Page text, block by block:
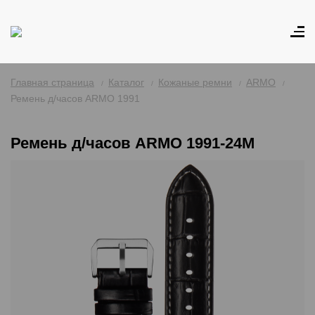
Главная страница Каталог Кожаные ремни
ARMO
Ремень д/часов ARMO 1991
Ремень д/часов ARMO 1991-24M